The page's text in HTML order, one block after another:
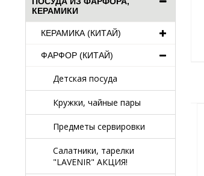
КЕРАМИКИ
КЕРАМИКА (КИТАЙ)
ФАРФОР (КИТАЙ)
Детская посуда
Кружки, чайные пары
Предметы сервировки
Салатники, тарелки
"LAVENIR" АКЦИЯ!